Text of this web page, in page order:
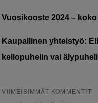
Vuosikooste 2024 –
Kaupallinen yhteistyö:
kellopuhelin vai
VIIMEISIMMÄT KOMMENTIT